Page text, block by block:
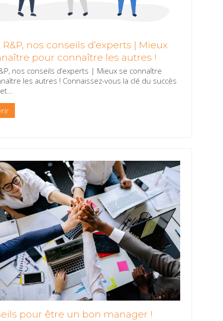
R&P, nos conseils d’experts | Mieux
pour connaître les autres !
nos conseils d’experts | Mieux se connaître
les autres ! Connaissez-vous la clé du succès
…
pour être un bon manager !